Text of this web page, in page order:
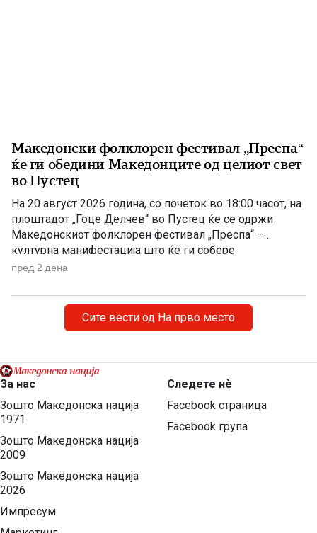
Македонски фолклорен фестивал „Преспа“
ќе ги обедини Македонците од целиот свет
во Пустец
На 20 август 2026 година, со почеток во 18:00 часот, на
плоштадот „Гоце Делчев“ во Пустец ќе се одржи
Македонскиот фолклорен фестивал „Преспа“ –
културна манифестација што ќе ги собере
Македонците од Македонија, Албанија и дијаспората во
Фестивалот ќе биде можност за промоција на богатото
македонско културно наследство […]
пред 2 дена
Сите вести од На прво место
За нас
Зошто Македонска нација
1971
Зошто Македонска нација
2009
Зошто Македонска нација
2026
Импресум
Следете нѐ
Facebook страница
Facebook група